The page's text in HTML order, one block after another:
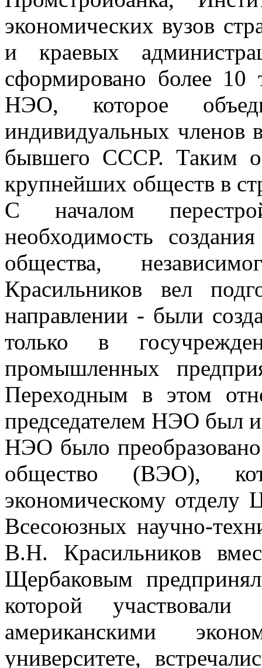
экономических вузов
и краевых
сформировано более 10
НЭО, которое
индивидуальных членов
бывшего СССР. Таким
крупнейших обществ в
С началом
необходимость
общества,
Красильников вел
направлении - были
только в
промышленных
Переходным в этом
председателем НЭО был
НЭО было
общество (ВЭО),
экономическому
Всесоюзных научно-
В.Н. Красильников
Щербаковым
которой
американскими
университете,